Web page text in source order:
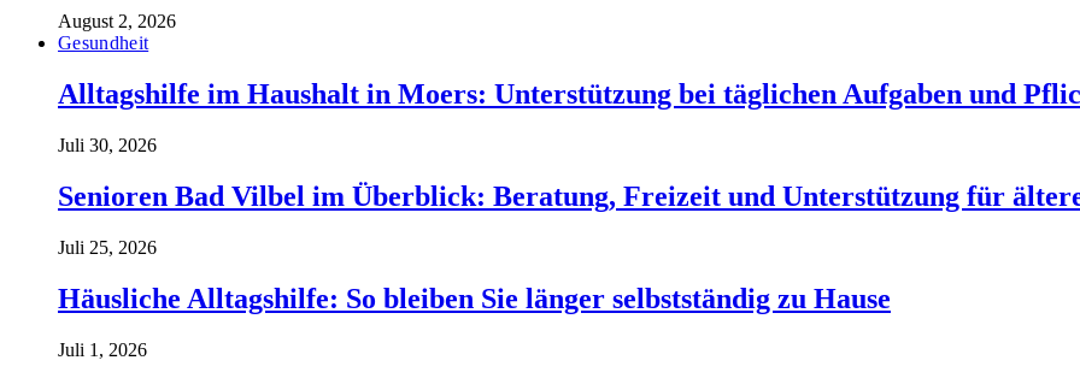
August 2, 2026
Gesundheit
Alltagshilfe im Haushalt in Moers: Unterstützung bei täglichen Aufgaben und
Juli 30, 2026
Senioren Bad Vilbel im Überblick: Beratung, Freizeit und Unterstützung für
Juli 25, 2026
Häusliche Alltagshilfe: So bleiben Sie länger selbstständig zu Hause
Juli 1, 2026